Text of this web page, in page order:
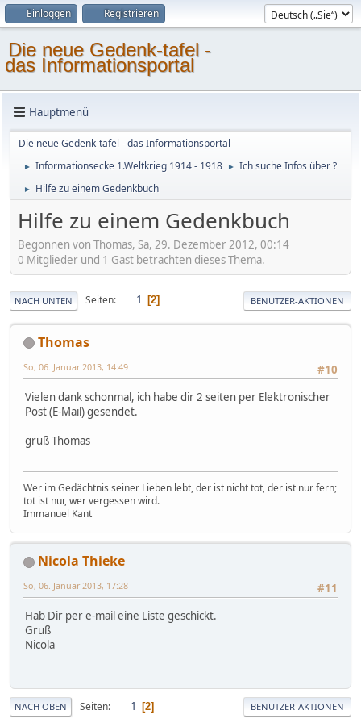
Einloggen Registrieren
Die neue Gedenk-tafel -
das Informationsportal
Hauptmenü
Die neue Gedenk-tafel - das Informationsportal
► Informationsecke 1.Weltkrieg 1914 - 1918 ► Ich suche Infos über ?
► Hilfe zu einem Gedenkbuch
Hilfe zu einem Gedenkbuch
Begonnen von Thomas, Sa, 29. Dezember 2012, 00:14
0 Mitglieder und 1 Gast betrachten dieses Thema.
NACH UNTEN Seiten 1 2 BENUTZER-AKTIONEN
Thomas
#10
So, 06. Januar 2013, 14:49
Vielen dank schonmal, ich habe dir 2 seiten per Elektronischer
Post (E-Mail) gesendet.
gruß Thomas
Wer im Gedächtnis seiner Lieben lebt, der ist nicht tot, der ist nur fern;
tot ist nur, wer vergessen wird.
Immanuel Kant
Nicola Thieke
#11
So, 06. Januar 2013, 17:28
Hab Dir per e-mail eine Liste geschickt.
Gruß
Nicola
NACH OBEN Seiten 1 2 BENUTZER-AKTIONEN